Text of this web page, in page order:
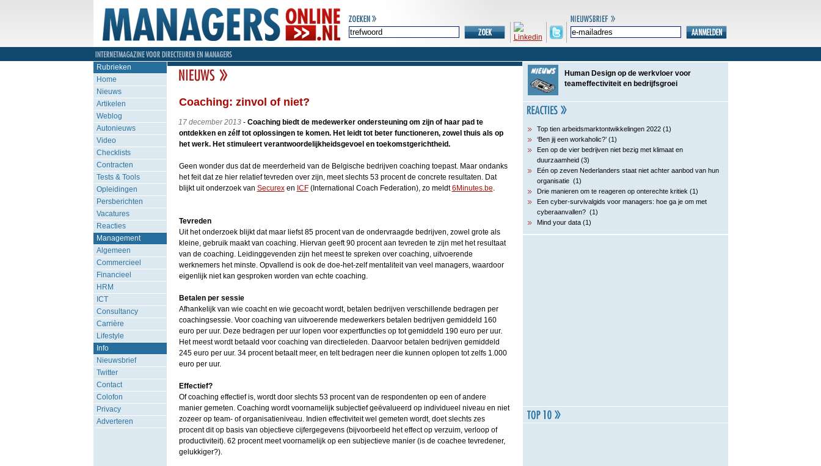
Rubrieken
Home
Nieuws
Artikelen
Weblog
Autonieuws
Video
Checklists
Contracten
Tests & Tools
Opleidingen
Persberichten
Vacatures
Reacties
Management
Algemeen
Commercieel
Financieel
HRM
ICT
Consultancy
Carrière
Lifestyle
Info
Nieuwsbrief
Twitter
Contact
Colofon
Privacy
Adverteren
Coaching: zinvol of niet?
17 december 2013- Coaching biedt de medewerker ondersteuning om zijn of haar pad te
ontdekken en zélf tot oplossingen te komen. Het leidt tot beter functioneren, zowel thuis als op
het werk. Het stimuleert verantwoordelijkheidsgevoel en toekomstgerichtheid.
Geen wonder dus dat de meerderheid van de Belgische bedrijven coaching toepast. Maar ondanks
het feit dat ze hier relatief tevreden over zijn, meet slechts 53 procent de concrete resultaten. Dat
blijkt uit onderzoek van Securexen ICF(International Coach Federation), zo meldt6Minutes.be.
Tevreden
Uit het onderzoek blijkt dat maar liefst 85 procent van de ondervraagde bedrijven, zowel grote als
kleine, gebruik maakt van coaching. Hiervan geeft 90 procent aan tevreden te zijn met het resultaat
van de coaching. Leidinggevenden zijn het meest te spreken over coaching, uitvoerende
werknemers het minste. Opvallend is ook de doe-het-zelf mentaliteit van veel managers, waardoor
eigenlijk niet kan gesproken worden van echte coaching.
Betalen per sessie
Afhankelijk van wie coacht en wie gecoacht wordt, betalen bedrijven verschillende bedragen per
coachingsessie. Voor coaching van uitvoerende medewerkers betalen bedrijven gemiddeld 160
euro per uur. Deze bedragen per uur lopen voor expertfuncties op tot gemiddeld 190 euro per uur.
Het meest wordt betaald voor coaching van directieleden. Daarvoor betalen bedrijven gemiddeld
245 euro per uur. 34 procent betaalt meer, en telt bedragen neer die kunnen oplopen tot zelfs 1.000
euro per uur.
Effectief?
Of coaching effectief is, wordt door slechts 53 procent van de respondenten op een of andere
manier gemeten. Coaching wordt voornamelijk subjectief geëvalueerd op individueel niveau en niet
zozeer op team- of organisatieniveau. Indien effectiviteit wel gemeten wordt, doet slechts zes
procent dit op basis van objectieve cijfergegevens (bijvoorbeeld het effect op verzuim, verloop of
productiviteit). 62 procent meet voornamelijk op een subjectieve manier (is de coachee tevredener,
gelukkiger?).
Human Design op de werkvloer voor
teameffectiviteit en bedrijfsgroei
Top tien arbeidsmarktontwikkelingen 2022 (1)
‘Ben jij een workaholic?’ (1)
Een op de vier bedrijven niet bezig met klimaat en
duurzaamheid (3)
Eén op zeven Nederlanders staat niet achter aanbod van hun
organisatie (1)
Drie manieren om te reageren op onterechte kritiek (1)
Een cyber-survivalgids voor managers: hoe ga je om met
cyberaanvallen? (1)
Mind your data (1)